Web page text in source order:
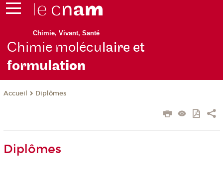
Chimie, Vivant, Santé
Chimie moléculaire et
formulation
Accueil Diplômes
Diplômes